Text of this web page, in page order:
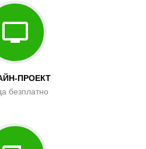
ПРОЕКТ
безплатно